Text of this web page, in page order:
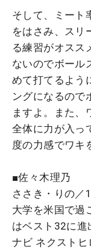
そして、ミート
をはさみ、スリ
る練習がオスス
ないのでボール
めて打てるよう
ングになるので
ますよ。また、
全体に力が入っ
度の力感でワキ
■佐々木理乃
ささき・りの／
大学を米国で過
はベスト32に進
ナビ ネクストヒ